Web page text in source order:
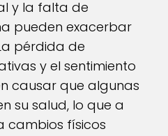
y la falta de
pueden exacerbar
pérdida de
y el sentimiento
causar que algunas
su salud, lo que a
cambios físicos